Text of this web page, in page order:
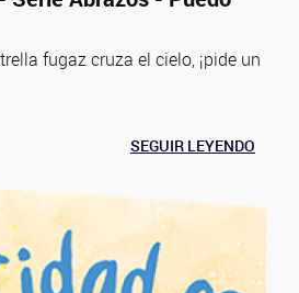
fugaz cruza el cielo, ¡pide un
SEGUIR LEYENDO